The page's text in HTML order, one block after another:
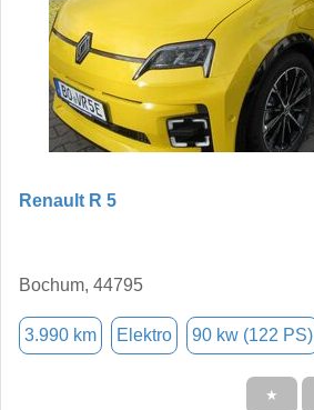
Renault R 5
Bochum, 44795
3.990 km Elektro 90 kw (122 PS)
★